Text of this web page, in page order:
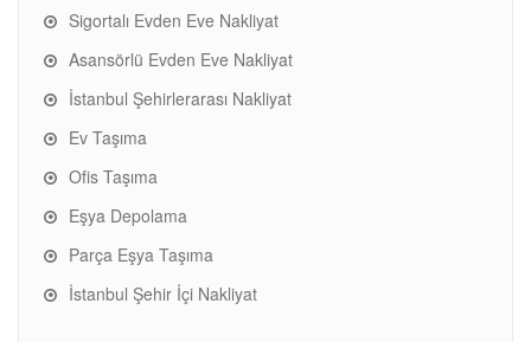
Sigortalı Evden Eve Nakliyat
Asansörlü Evden Eve Nakliyat
İstanbul Şehirlerarası Nakliyat
Ev Taşıma
Ofis Taşıma
Eşya Depolama
Parça Eşya Taşıma
İstanbul Şehir İçi Nakliyat